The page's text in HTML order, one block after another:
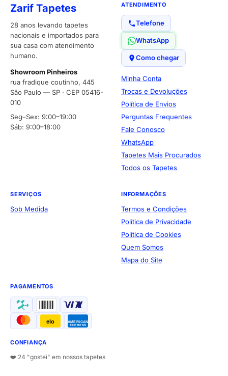
Zarif Tapetes
28 anos levando tapetes
nacionais e importados para
sua casa com atendimento
humano.
Showroom Pinheiros
rua fradique coutinho, 445
São Paulo — SP · CEP 05416-
010
Seg–Sex: 9:00–19:00
Sáb: 9:00–18:00
ATENDIMENTO
Telefone
WhatsApp
Como chegar
Minha Conta
Trocas e Devoluções
Política de Envios
Perguntas Frequentes
Fale Conosco
WhatsApp
Tapetes Mais Procurados
Todos os Tapetes
SERVIÇOS
Sob Medida
INFORMAÇÕES
Termos e Condições
Política de Privacidade
Política de Cookies
Quem Somos
Mapa do Site
PAGAMENTOS
elo AMERICAN
EXPRESS
CONFIANÇA
❤️ 24 "gostei" em nossos tapetes